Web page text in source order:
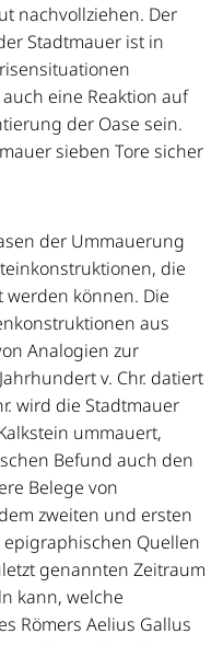
nachvollziehen. Der
Stadtmauer ist in
eine Reaktion auf
der Oase sein.
sieben Tore sicher
der Ummauerung
die
werden können. Die
aus
Analogien zur
v. Chr. datiert
wird die Stadtmauer
ummauert,
Befund auch den
Belege von
zweiten und ersten
epigraphischen Quellen
genannten Zeitraum
kann, welche
Römers Aelius Gallus